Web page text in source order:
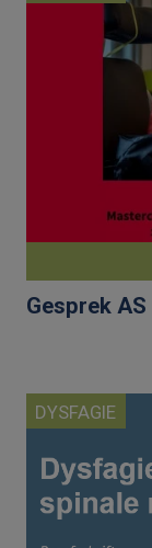
Gesprek
DYSFAGIE